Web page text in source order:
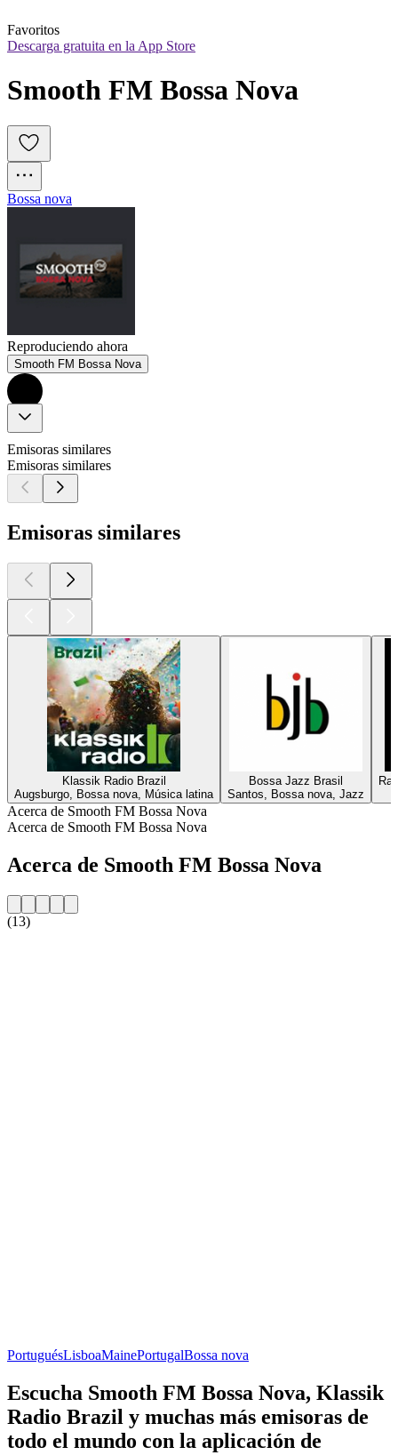
Favoritos
Descarga gratuita en la App Store
Smooth FM Bossa Nova
Bossa nova
Reproduciendo ahora
Smooth FM Bossa Nova
Emisoras similares
Emisoras similares
Emisoras similares
Klassik Radio Brazil
Augsburgo, Bossa nova, Música latina
Bossa Jazz Brasil
Santos, Bossa nova, Jazz
Acerca de Smooth FM Bossa Nova
Acerca de Smooth FM Bossa Nova
Acerca de Smooth FM Bossa Nova
(13)
PortuguésLisboaMainePortugalBossa nova
Escucha Smooth FM Bossa Nova, Klassik
Radio Brazil y muchas más emisoras de
todo el mundo con la aplicación de